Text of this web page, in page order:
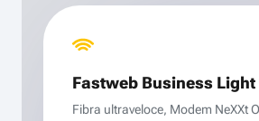
Fastweb Business Light
Fibra ultraveloce, Modem NeXXt